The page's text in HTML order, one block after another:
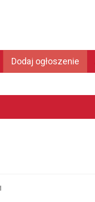
Dodaj ogłoszenie